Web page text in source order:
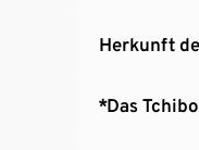
Herkunft
*Das